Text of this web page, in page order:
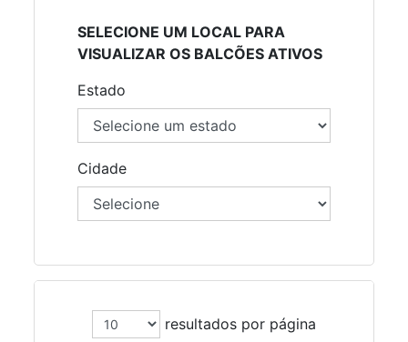
SELECIONE UM LOCAL PARA
VISUALIZAR OS BALCÕES ATIVOS
Estado
Cidade
resultados por página